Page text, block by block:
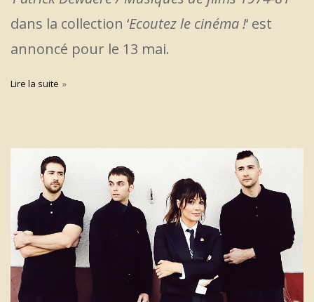
dans la collection ‘Ecoutez le cinéma !‘ est
annoncé pour le 13 mai.
Lire la suite